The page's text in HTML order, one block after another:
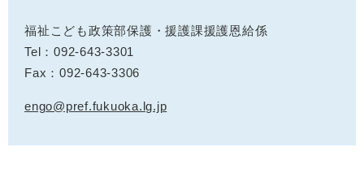
福祉こども政策部保護・援護課援護恩給係
Tel：092-643-3301
Fax：092-643-3306
engo@pref.fukuoka.lg.jp